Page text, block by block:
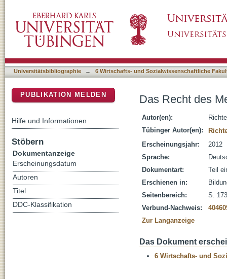
Universitätsbibliographie → 6 Wirtschafts- und Sozialwissenschaftliche
Das Recht des
Autor(en):
Tübinger Autor(en):
Erscheinungsjahr:
2012
Sprache:
Dokumentart:
Teil
Erschienen in:
Seitenbereich:
S.
Verbund-Nachweis:
Zur Langanzeige
Das Dokument
6 Wirtschafts- und
PUBLIKATION MELDEN
Hilfe und Informationen
Stöbern
Dokumentanzeige
Erscheinungsdatum
Autoren
Titel
DDC-Klassifikation